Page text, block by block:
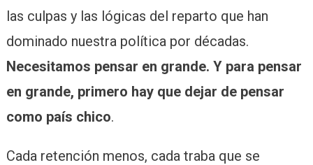
las culpas y las lógicas del reparto que han
dominado nuestra política por décadas.
Necesitamos pensar en grande. Y para pensar
en grande, primero hay que dejar de pensar
como país chico.
Cada retención menos, cada traba que se